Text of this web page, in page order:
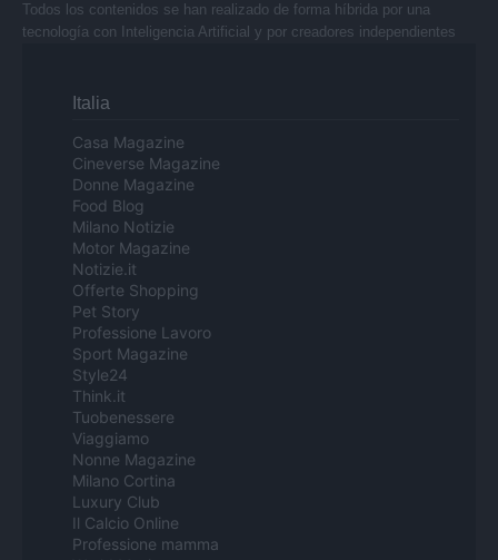
Todos los contenidos se han realizado de forma híbrida por una
tecnología con Inteligencia Artificial y por creadores independientes
Italia
Casa Magazine
Cineverse Magazine
Donne Magazine
Food Blog
Milano Notizie
Motor Magazine
Notizie.it
Offerte Shopping
Pet Story
Professione Lavoro
Sport Magazine
Style24
Think.it
Tuobenessere
Viaggiamo
Nonne Magazine
Milano Cortina
Luxury Club
Il Calcio Online
Professione mamma